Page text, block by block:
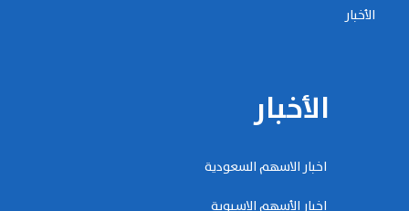
الأخبار
الأخبار
اخبار الاسهم السعودية
اخبار الأسهم الاسيوية